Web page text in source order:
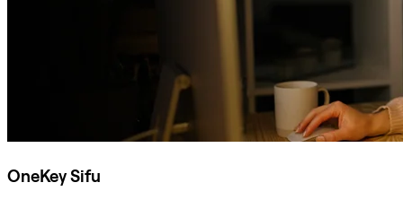
OneKey Sifu